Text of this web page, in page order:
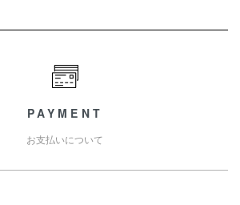
PAYMENT
お支払いについて